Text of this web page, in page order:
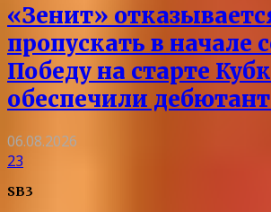
«Зенит»
пропускать в начале
Победу на старте
обеспечили
06.08.2026
23
SB3